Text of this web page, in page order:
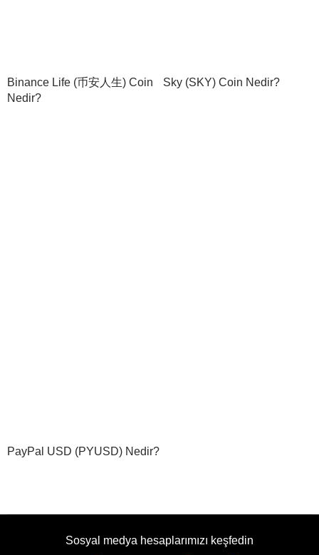
Binance Life (币安人生) Coin
Nedir?
Sky (SKY) Coin Nedir?
PayPal USD (PYUSD) Nedir?
Sosyal medya hesaplarımızı keşfedin